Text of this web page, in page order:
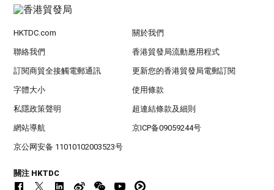
HKTDC.com 關於我們
聯絡我們 香港貿發局流動應用程式
訂閱商貿全接觸電郵通訊 更新您的香港貿發局電郵訂閱
字體大小 使用條款
私隱政策聲明 超連結條款及細則
網站導航 京ICP备09059244号
京公网安备 11010102003523号
關注 HKTDC